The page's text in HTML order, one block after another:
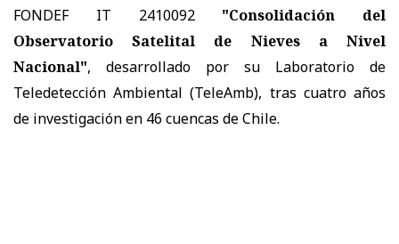
FONDEF IT 2410092
"Consolidación del
Observatorio Satelital de Nieves a Nivel
Nacional", desarrollado por su Laboratorio de
Teledetección Ambiental (TeleAmb), tras cuatro años
de investigación en 46 cuencas de Chile.